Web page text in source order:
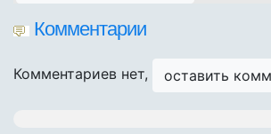
Комментарии
Комментариев нет, оставить